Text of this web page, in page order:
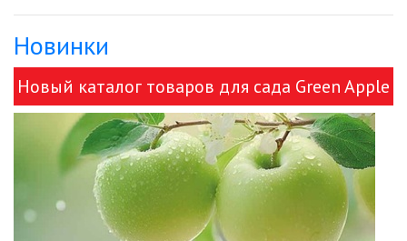
ИНФРАКРАСНЫЕ ЛАМПЫ
ИСТОЧНИКИ СВЕТА
КАБЕЛЕНЕСУЩИЕ СИСТЕМЫ
Новинки
Новый каталог товаров для сада Green Apple
и ЭРА!